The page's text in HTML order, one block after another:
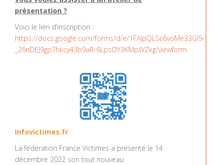
présentation ?
Voici le lien d’inscription :
https://docs.google.com/forms/d/e/1FAIpQLSc6voMe33GI9-
_26nDEJ9gp7hkcy43b9aR-6LpsOY3KMpWZkg/viewform
Infovictimes.fr
La fédération France Victimes a présenté le 14
décembre 2022 son tout nouveau